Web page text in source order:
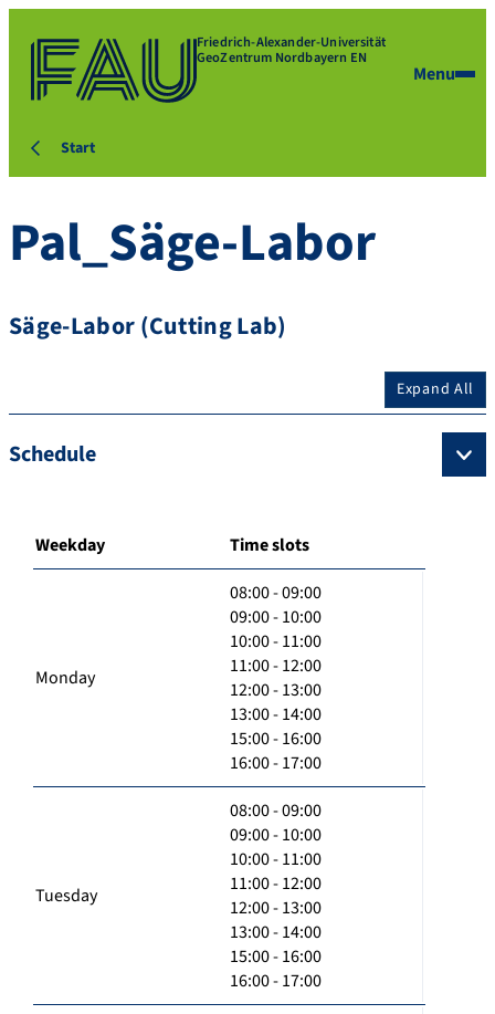
Friedrich-Alexander-Universität
GeoZentrum Nordbayern EN
Menu
Start
Pal_Säge-Labor
Säge-Labor (Cutting Lab)
Expand All
Schedule
Weekday Time slots
Monday
08:00 - 09:00
09:00 - 10:00
10:00 - 11:00
11:00 - 12:00
12:00 - 13:00
13:00 - 14:00
15:00 - 16:00
16:00 - 17:00
Tuesday
08:00 - 09:00
09:00 - 10:00
10:00 - 11:00
11:00 - 12:00
12:00 - 13:00
13:00 - 14:00
15:00 - 16:00
16:00 - 17:00